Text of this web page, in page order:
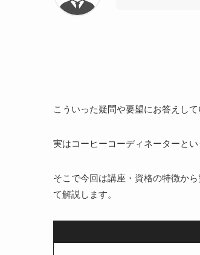
こういった疑問や要望にお答えして
実はコーヒーコーディネーターと
そこで今回は講座・資格の特徴か
て解説します。